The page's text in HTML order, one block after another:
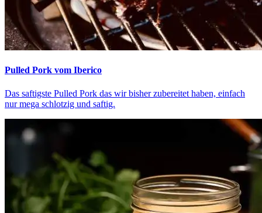
Pulled Pork vom Iberico
Das saftigste Pulled Pork das wir bisher zubereitet haben, einfach
nur mega schlotzig und saftig.